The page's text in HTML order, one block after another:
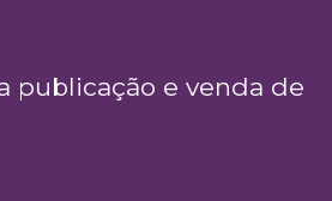
publicação e venda de